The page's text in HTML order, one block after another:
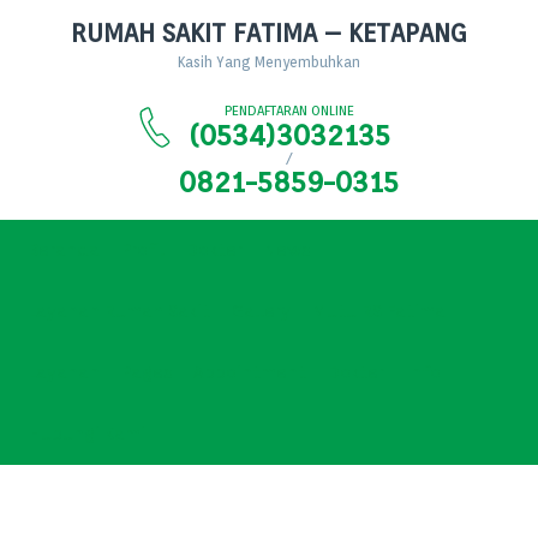
RUMAH SAKIT FATIMA – KETAPANG
Kasih Yang Menyembuhkan
PENDAFTARAN ONLINE
(0534)3032135
/
0821-5859-0315